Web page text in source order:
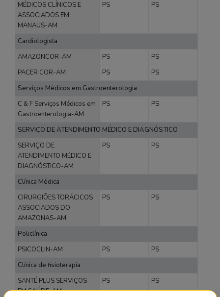
MÉDICOS CLÍNICOS E
ASSOCIADOS EM
MANAUS-AM
PS PS
Cardiologista
AMAZONCOR-AM
PS
PS
PACER COR-AM
PS
PS
Serviços Médicos em Gastroenterologia
C & F Serviços Médicos em
Gastroenterologia-AM
PS PS
SERVIÇO DE ATENDIMENTO MÉDICO E DIAGNÓSTICO
SERVIÇO DE
ATENDIMENTO MÉDICO E
DIAGNÓSTICO-AM
PS PS
Clínica Médica
CIRURGIÕES TORÁCICOS
ASSOCIADOS DO
AMAZONAS-AM
PS PS
Policlínica
PSICOCLIN-AM
PS
PS
Clínica de fisioterapia
SANTÉ PLUS SERVIÇOS
EM SAÚDE-AM
PS PS